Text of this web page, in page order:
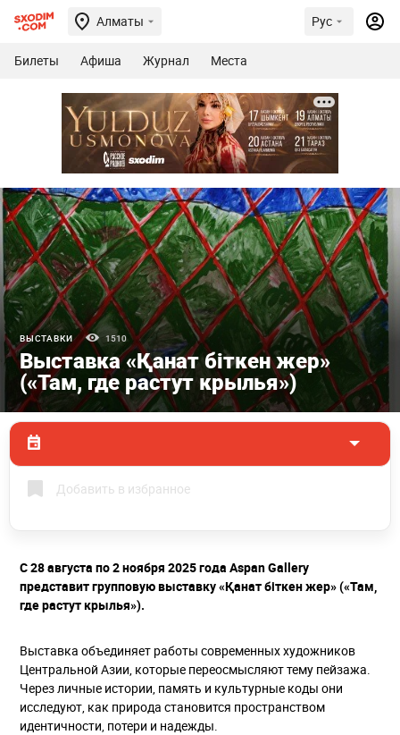
Алматы Рус
Билеты Афиша Журнал Места
ВЫСТАВКИ 1510
Выставка «Қанат біткен жер»
(«Там, где растут крылья»)
Добавить в избранное
С 28 августа по 2 ноября 2025 года Aspan Gallery
представит групповую выставку «Қанат біткен жер» («Там,
где растут крылья»).
Выставка объединяет работы современных художников
Центральной Азии, которые переосмысляют тему пейзажа.
Через личные истории, память и культурные коды они
исследуют, как природа становится пространством
идентичности, потери и надежды.